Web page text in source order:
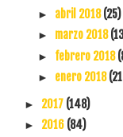
► abril 2018(25)
► marzo 2018
► febrero 2018
► enero 2018
► 2017 (148)
► 2016 (84)